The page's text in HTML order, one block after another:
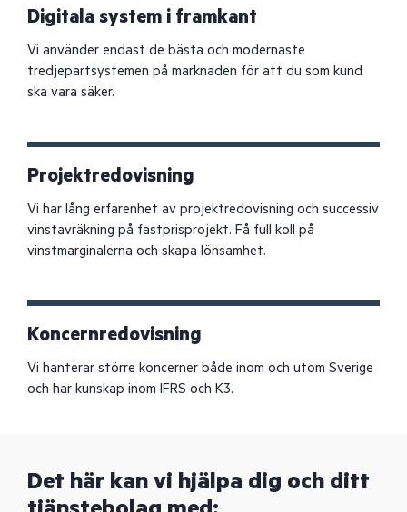
Digitala system i framkant
Vi använder endast de bästa och modernaste
tredjepartsystemen på marknaden för att du som kund
ska vara säker.
Projektredovisning
Vi har lång erfarenhet av projektredovisning och successiv
vinstavräkning på fastprisprojekt. Få full koll på
vinstmarginalerna och skapa lönsamhet.
Koncernredovisning
Vi hanterar större koncerner både inom och utom Sverige
och har kunskap inom IFRS och K3.
Det här kan vi hjälpa dig och ditt